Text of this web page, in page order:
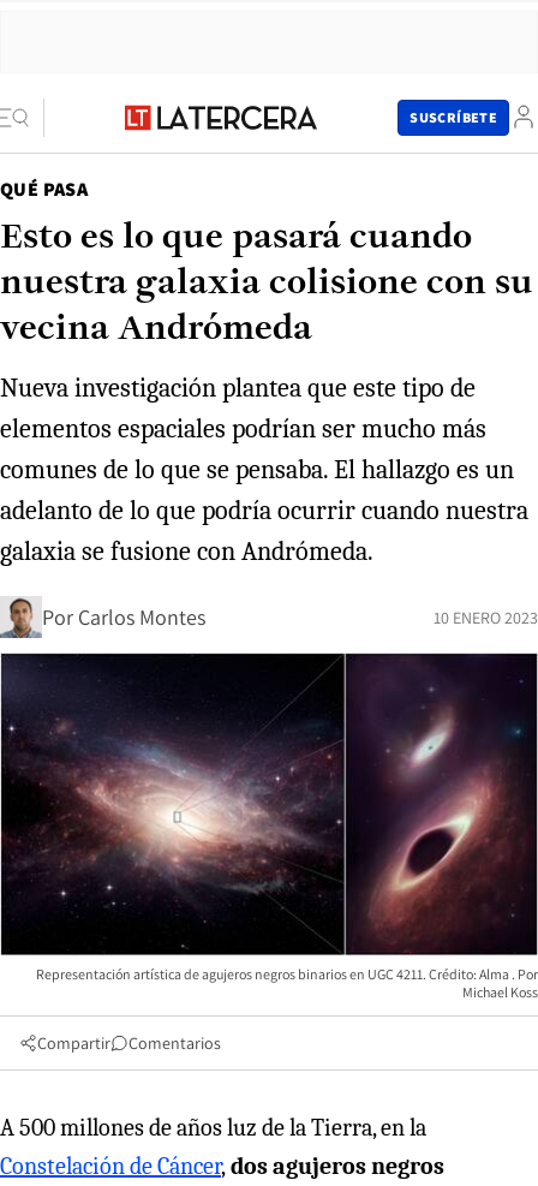
SUSCRÍBETE
QUÉ PASA
Esto es lo que pasará cuando
nuestra galaxia colisione con su
vecina Andrómeda
Nueva investigación plantea que este tipo de
elementos espaciales podrían ser mucho más
comunes de lo que se pensaba. El hallazgo es un
adelanto de lo que podría ocurrir cuando nuestra
galaxia se fusione con Andrómeda.
Por Carlos Montes 10 ENERO 2023
Representación artística de agujeros negros binarios en UGC 4211. Crédito: Alma
Michael Koss
Compartir Comentarios
A 500 millones de años luz de la Tierra, en la
Constelación de Cáncer,dos agujeros negros